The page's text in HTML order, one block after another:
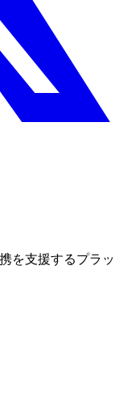
を支援するプラッ